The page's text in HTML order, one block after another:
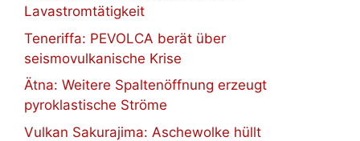
Lavastromtätigkeit
Teneriffa: PEVOLCA berät über
seismovulkanische Krise
Ätna: Weitere Spaltenöffnung erzeugt
pyroklastische Ströme
Vulkan Sakurajima: Aschewolke hüllt